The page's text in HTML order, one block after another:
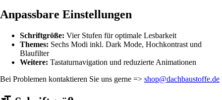
Anpassbare Einstellungen
Schriftgröße: Vier Stufen für optimale Lesbarkeit
Themes: Sechs Modi inkl. Dark Mode, Hochkontrast und
Blaufilter
Weitere: Tastaturnavigation und reduzierte Animationen
Bei Problemen kontaktieren Sie uns gerne => shop@dachbaustoffe.de